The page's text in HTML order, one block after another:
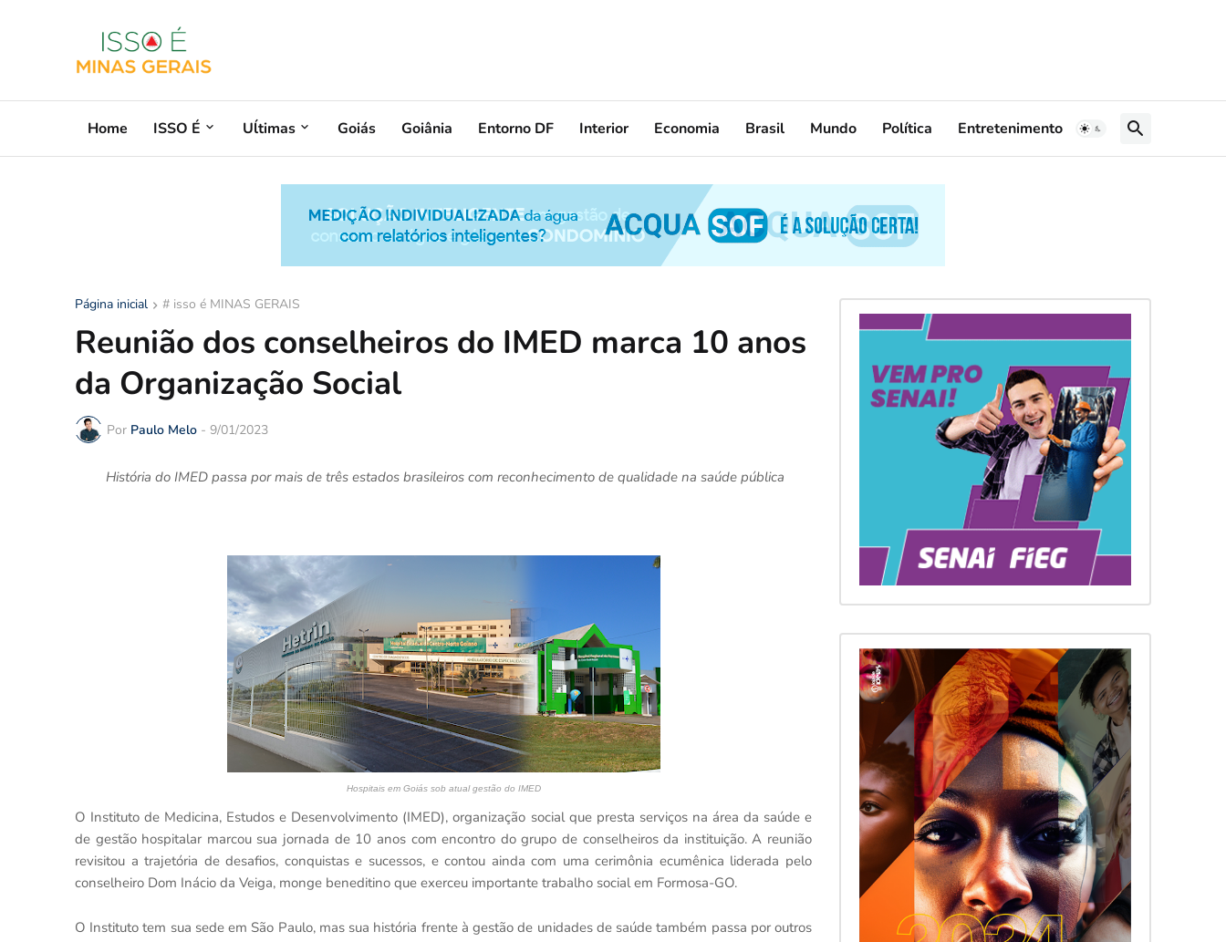
Home ISSO É Uĺtimas Goiás Goiânia Entorno DF Interior Economia Brasil Mundo Política Entretenimento
Página inicial # isso é MINAS GERAIS
Reunião dos conselheiros do IMED marca 10 anos
da Organização Social
Por Paulo Melo - 9/01/2023
História do IMED passa por mais de três estados brasileiros com reconhecimento de qualidade na saúde pública
Hospitais em Goiás sob atual gestão do IMED
O Instituto de Medicina, Estudos e Desenvolvimento (IMED), organização social que presta serviços na área da saúde e
de gestão hospitalar marcou sua jornada de 10 anos com encontro do grupo de conselheiros da instituição. A reunião
revisitou a trajetória de desafios, conquistas e sucessos, e contou ainda com uma cerimônia ecumênica liderada pelo
conselheiro Dom Inácio da Veiga, monge beneditino que exerceu importante trabalho social em Formosa-GO.
O Instituto tem sua sede em São Paulo, mas sua história frente à gestão de unidades de saúde também passa por outros